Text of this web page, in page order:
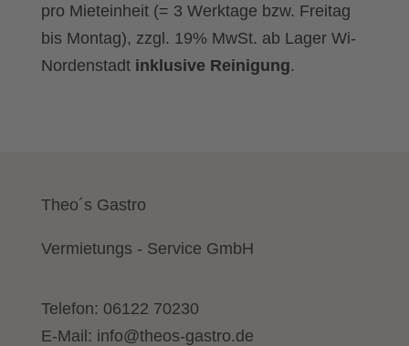
pro Mieteinheit (= 3 Werktage bzw. Freitag
bis Montag), zzgl. 19% MwSt. ab Lager Wi-
Nordenstadt inklusive Reinigung.
Theo´s Gastro
Vermietungs - Service GmbH
Telefon: 06122 70230
E-Mail: info@theos-gastro.de